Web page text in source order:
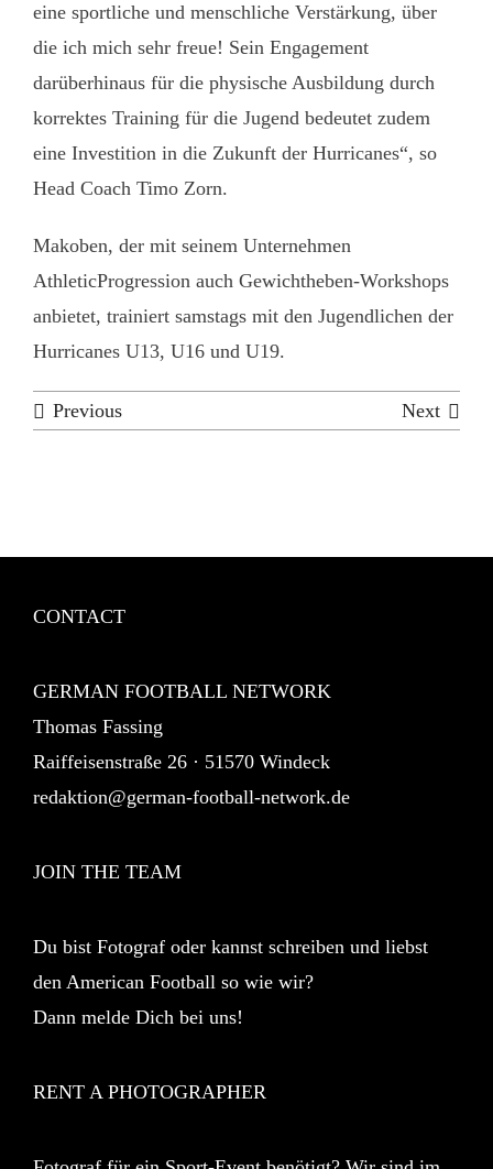
eine sportliche und menschliche Verstärkung, über
die ich mich sehr freue! Sein Engagement
darüberhinaus für die physische Ausbildung durch
korrektes Training für die Jugend bedeutet zudem
eine Investition in die Zukunft der Hurricanes“, so
Head Coach Timo Zorn.
Makoben, der mit seinem Unternehmen
AthleticProgression auch Gewichtheben-Workshops
anbietet, trainiert samstags mit den Jugendlichen der
Hurricanes U13, U16 und U19.
Previous Next
CONTACT
GERMAN FOOTBALL NETWORK
Thomas Fassing
Raiffeisenstraße 26 · 51570 Windeck
redaktion@german-football-network.de
JOIN THE TEAM
Du bist Fotograf oder kannst schreiben und liebst
den American Football so wie wir?
Dann melde Dich bei uns!
RENT A PHOTOGRAPHER